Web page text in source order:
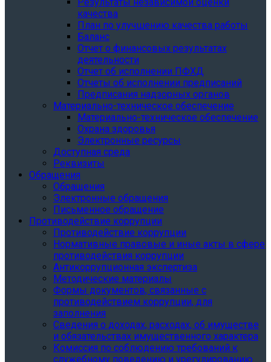
качества
План по улучшению качества работы
Баланс
Отчет о финансовых результатах
деятельности
Отчет об исполнении ПФХД
Отчеты об исполнении предписаний
Предписания надзорных органов
Материально-техническое обеспечение
Материально-техническое обеспечение
Охрана здоровья
Электронные ресурсы
Доступная среда
Реквизиты
Обращения
Обращения
Электронные обращения
Письменное обращение
Противодействие коррупции
Противодействие коррупции
Нормативные правовые и иные акты в сфере
противодействия коррупции
Антикоррупционная экспертиза
Методические материалы
Формы документов, связанные с
противодействием коррупции, для
заполнения
Сведения о доходах, расходах, об имуществе
и обязательствах имущественного характера
Комиссия по соблюдению требований к
служебному поведению и урегулированию